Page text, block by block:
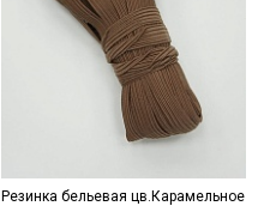
Резинка бельевая цв.Карамельное